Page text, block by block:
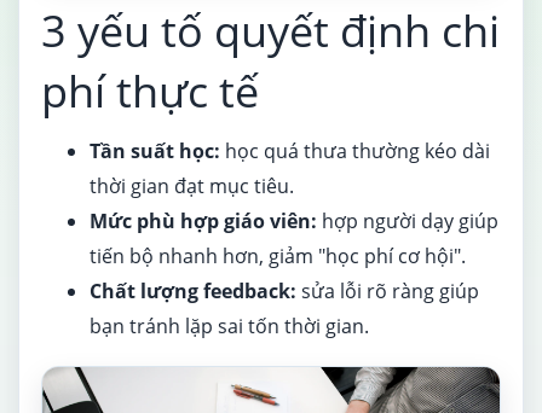
3 yếu tố quyết định chi
phí thực tế
Tần suất học: học quá thưa thường kéo dài
thời gian đạt mục tiêu.
Mức phù hợp giáo viên: hợp người dạy giúp
tiến bộ nhanh hơn, giảm "học phí cơ hội".
Chất lượng feedback: sửa lỗi rõ ràng giúp
bạn tránh lặp sai tốn thời gian.